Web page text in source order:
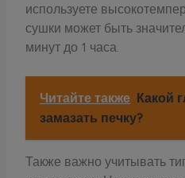
используете
сушки может быть
минут до 1 часа.
Читайте также Какой
замазать печку?
Также важно учитывать